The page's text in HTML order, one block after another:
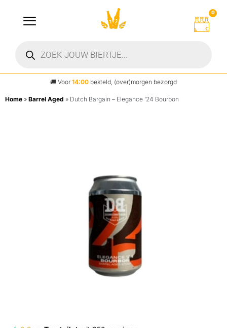
0
🚚 Voor 14:00 besteld, (over)morgen bezorgd
Home » Barrel Aged » Dutch Bargain – Elegance ’24 Bourbon